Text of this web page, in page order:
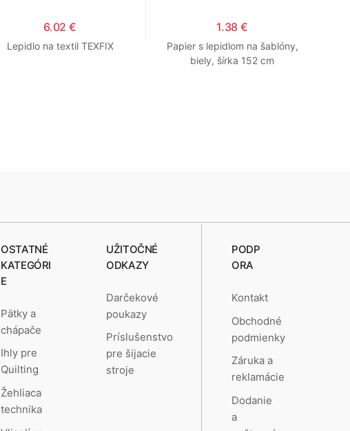
6.02 €
Lepidlo na textil TEXFIX
1.38 €
Papier s lepidlom na šablóny,
biely, šírka 152 cm
OSTATNÉ
KATEGÓRI
E
Pätky a
chápače
Ihly pre
Quilting
Žehliaca
technika
UŽITOČNÉ
ODKAZY
Darčekové
poukazy
Príslušenstvo
pre šijacie
stroje
PODP
ORA
Kontakt
Obchodné
podmienky
Záruka a
reklamácie
Dodanie
a